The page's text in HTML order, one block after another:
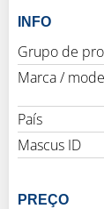
INFO
Grupo de
Marca /
País
Mascus ID
PREÇO